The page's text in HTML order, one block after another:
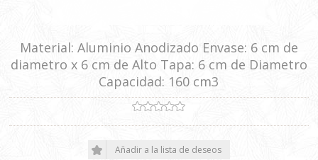
Material: Aluminio Anodizado Envase: 6 cm de
diametro x 6 cm de Alto Tapa: 6 cm de Diametro
Capacidad: 160 cm3